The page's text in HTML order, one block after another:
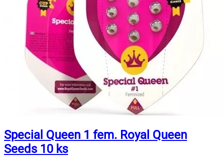
Special Queen 1 fem. Royal Queen
Seeds 10 ks